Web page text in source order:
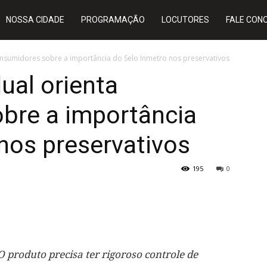
NOSSA CIDADE PROGRAMAÇÃO LOCUTORES FALE
sobre a importância do Selo Inmetro nos preservativos
orienta
a importância
preservativos
0
195
produto precisa ter rigoroso controle de